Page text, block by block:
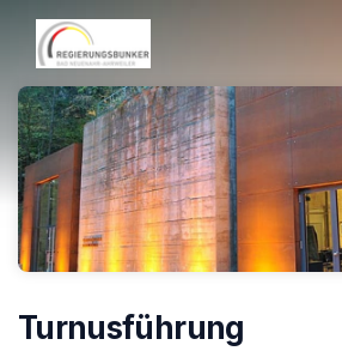
Skip header
Turnusführung